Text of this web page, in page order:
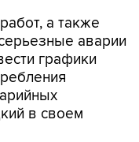
а также
аварии
графики
в своем